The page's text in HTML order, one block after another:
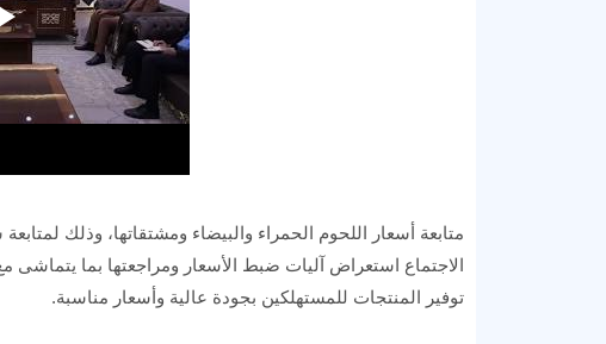
متابعة أسعار اللحوم الحمراء والبيضاء ومشتقاتها، وذلك
الاجتماع استعراض آليات ضبط الأسعار ومراجعتها بما
توفير المنتجات للمستهلكين بجودة عالية وأسعار مناسبة.